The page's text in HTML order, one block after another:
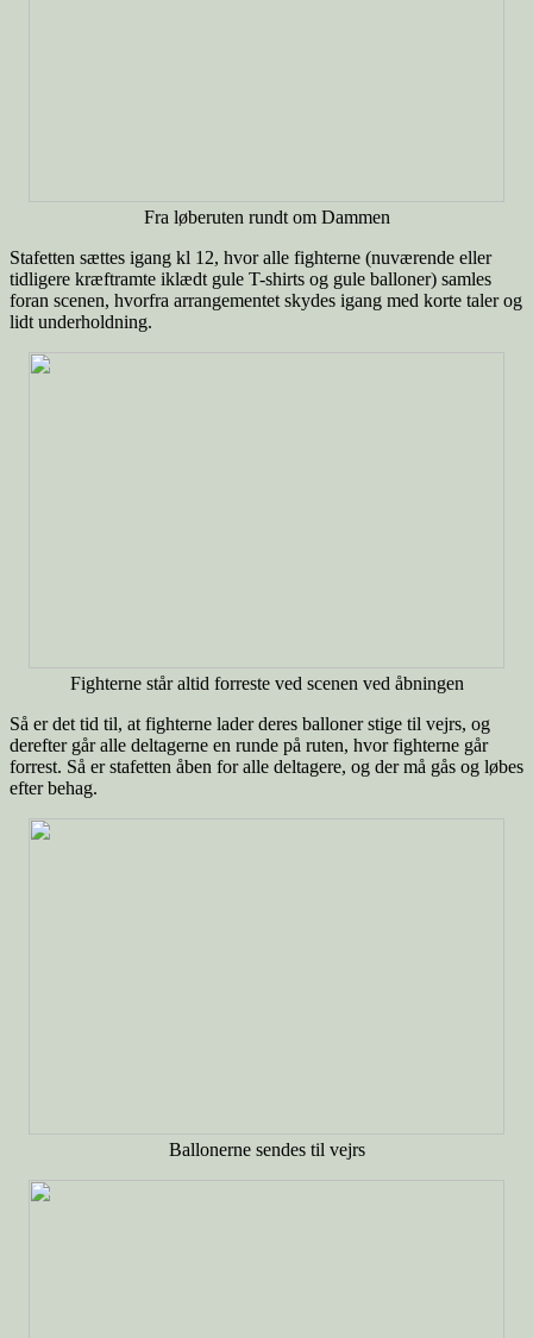
Fra løberuten rundt om Dammen
Stafetten sættes igang kl 12, hvor alle fighterne (nuværende eller
tidligere kræftramte iklædt gule T-shirts og gule balloner) samles
foran scenen, hvorfra arrangementet skydes igang med korte taler og
lidt underholdning.
Fighterne står altid forreste ved scenen ved åbningen
Så er det tid til, at fighterne lader deres balloner stige til vejrs, og
derefter går alle deltagerne en runde på ruten, hvor fighterne går
forrest. Så er stafetten åben for alle deltagere, og der må gås og løbes
efter behag.
Ballonerne sendes til vejrs